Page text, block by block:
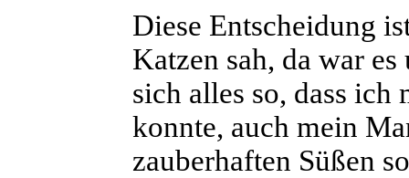
Diese Entscheidung
Katzen sah, da war
sich alles so, dass
konnte, auch mein
zauberhaften Süßen